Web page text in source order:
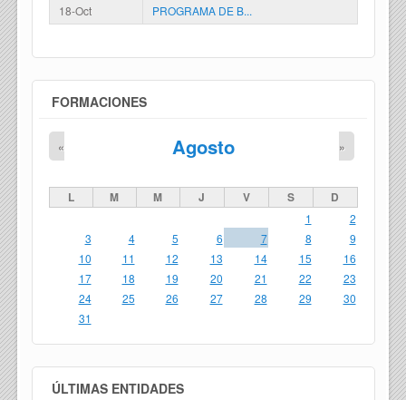
18-Oct PROGRAMA DE B...
FORMACIONES
Agosto
« »
L M M J V S D
1
2
3
4 5 6 7 8
9
10
11 12 13 14 15
16
17
18 19 20 21 22
23
24
25 26 27 28 29
30
31
ÚLTIMAS ENTIDADES